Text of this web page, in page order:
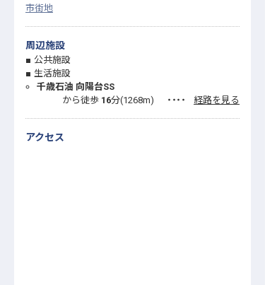
市街地
周辺施設
公共施設
生活施設
千歳石油 向陽台SS
から徒歩 16分(1268m) ・・・・ 経路を見る
アクセス